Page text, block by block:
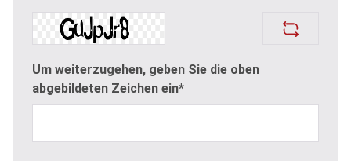
Um weiterzugehen, geben Sie die oben
abgebildeten Zeichen ein*